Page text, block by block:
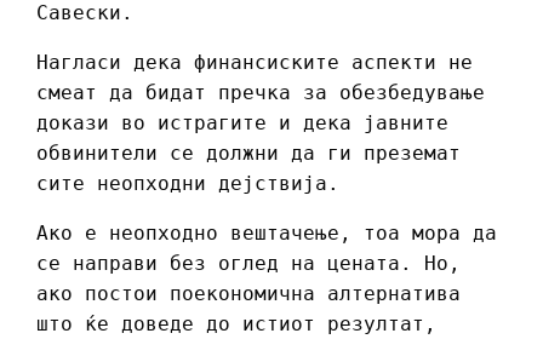
Савески.
Нагласи дека финансиските аспекти не
смеат да бидат пречка за обезбедување
докази во истрагите и дека јавните
обвинители се должни да ги преземат
сите неопходни дејствија.
Ако е неопходно вештачење, тоа мора да
се направи без оглед на цената. Но,
ако постои поекономична алтернатива
што ќе доведе до истиот резултат,